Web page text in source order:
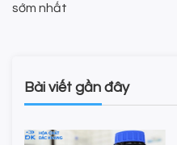
sớm nhất
Bài viết gần đây